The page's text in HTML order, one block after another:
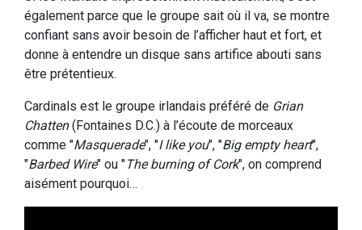
également parce que le groupe sait où il va, se montre
confiant sans avoir besoin de l’afficher haut et fort, et
donne à entendre un disque sans artifice abouti sans
être prétentieux.
Cardinals est le groupe irlandais préféré de Grian
Chatten(Fontaines D.C.) à l’écoute de morceaux
comme "Masquerade", "I like you", "Big empty heart",
"Barbed Wire" ou "The burning of Cork", on comprend
aisément pourquoi…